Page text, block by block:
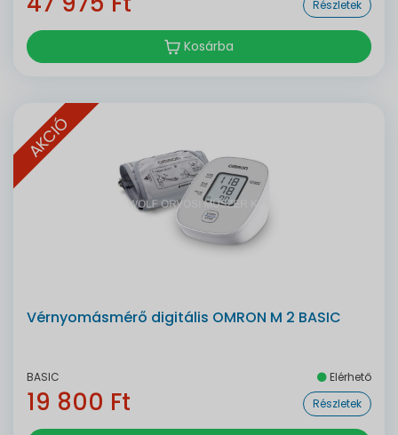
Részletek
Kosárba
AKCIÓ
Vérnyomásmérő digitális OMRON M 2 BASIC
BASIC Elérhető
19 800 Ft Részletek